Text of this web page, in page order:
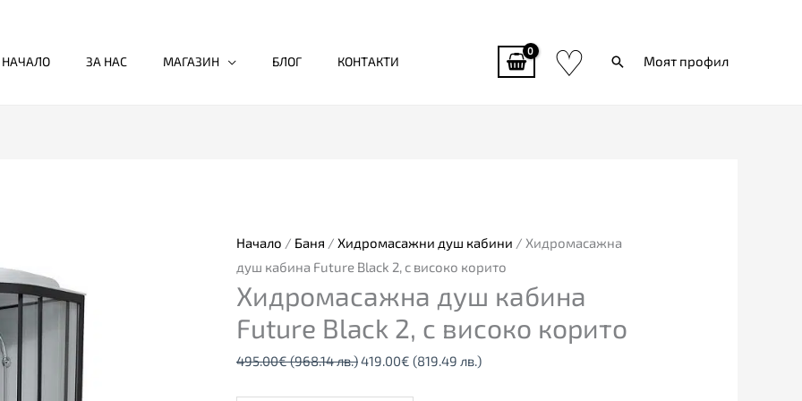
НАЧАЛО ЗА НАС МАГАЗИН БЛОГ КОНТАКТИ ♡ ТърсиМоят профил
Начало / Баня / Хидромасажни душ кабини / Хидромасажна
душ кабина Future Black 2, с високо корито
Хидромасажна душ кабина
Future Black 2, с високо корито
495.00€(968.14 лв.)
495.00€
(968.14
лв.).
419.00€ (819.49 лв.)
419.00€
(819.49
лв.).
душ
кабина
Future
2,
с